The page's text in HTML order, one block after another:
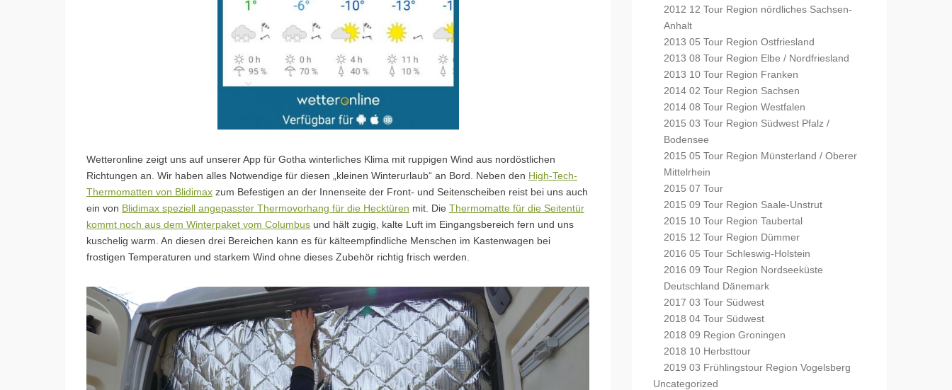
Wetteronline zeigt uns auf unserer App für Gotha winterliches Klima mit ruppigen Wind aus nordöstlichen
Richtungen an. Wir haben alles Notwendige für diesen „kleinen Winterurlaub“ an Bord. Neben den High-Tech-
Thermomatten von Blidimax zum Befestigen an der Innenseite der Front- und Seitenscheiben reist bei uns auch
ein von Blidimax speziell angepasster Thermovorhang für die Hecktüren mit. Die Thermomatte für die Seitentür
kommt noch aus dem Winterpaket vom Columbus und hält zugig, kalte Luft im Eingangsbereich fern und uns
kuschelig warm. An diesen drei Bereichen kann es für kälteempfindliche Menschen im Kastenwagen bei
frostigen Temperaturen und starkem Wind ohne dieses Zubehör richtig frisch werden.
2012 12 Tour Region nördliches Sachsen-
Anhalt
2013 05 Tour Region Ostfriesland
2013 08 Tour Region Elbe / Nordfriesland
2013 10 Tour Region Franken
2014 02 Tour Region Sachsen
2014 08 Tour Region Westfalen
2015 03 Tour Region Südwest Pfalz /
Bodensee
2015 05 Tour Region Münsterland / Oberer
Mittelrhein
2015 07 Tour
2015 09 Tour Region Saale-Unstrut
2015 10 Tour Region Taubertal
2015 12 Tour Region Dümmer
2016 05 Tour Schleswig-Holstein
2016 09 Tour Region Nordseeküste
Deutschland Dänemark
2017 03 Tour Südwest
2018 04 Tour Südwest
2018 09 Region Groningen
2018 10 Herbsttour
2019 03 Frühlingstour Region Vogelsberg
Uncategorized